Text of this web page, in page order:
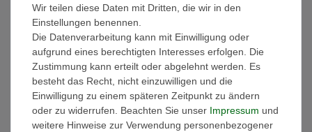
In den Warenkorb
MIAMAR 1146558 Mädchen Armband Sterling-
Silber 925 Silber 14 cm
UVP 55,80 € 27,90 € *
Wir teilen diese Daten mit Dritten, die wir in den
Einstellungen benennen.
Die Datenverarbeitung kann mit Einwilligung oder
aufgrund eines berechtigten Interesses erfolgen. Die
Zustimmung kann erteilt oder abgelehnt werden. Es
besteht das Recht, nicht einzuwilligen und die
Einwilligung zu einem späteren Zeitpunkt zu ändern
oder zu widerrufen. Beachten Sie unser Impressum und
weitere Hinweise zur Verwendung personenbezogener